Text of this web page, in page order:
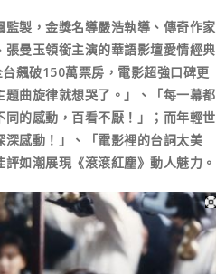
製，金獎名導嚴浩執導、傳奇作家
曼玉領銜主演的華語影壇愛情經典
飆破150萬票房，電影超強口碑更
曲旋律就想哭了。」、「每一幕都
的感動，百看不厭！」；而年輕世
感動！」、「電影裡的台詞太美
如潮展現《滾滾紅塵》動人魅力。